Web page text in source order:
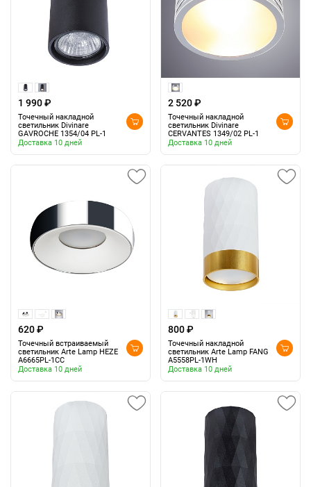
1 990 ₽
Точечный накладной
светильник Divinare
GAVROCHE 1354/04 PL-1
Доставка 10 дней
2 520 ₽
Точечный накладной
светильник Divinare
CERVANTES 1349/02 PL-1
Доставка 10 дней
620 ₽
Точечный встраиваемый
светильник Arte Lamp HEZE
A6665PL-1CC
Доставка 10 дней
800 ₽
Точечный накладной
светильник Arte Lamp FANG
A5558PL-1WH
Доставка 10 дней